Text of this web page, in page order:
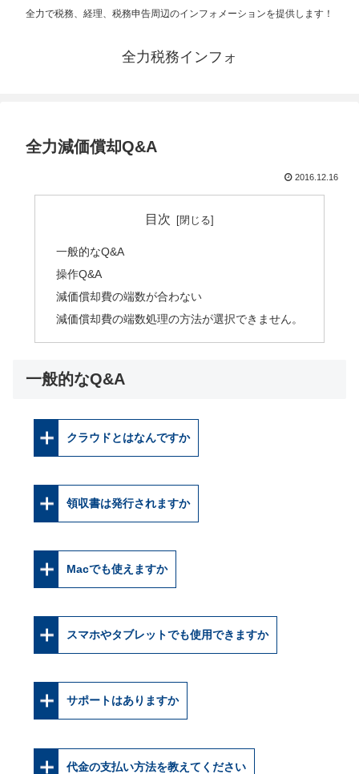
全力で税務、経理、税務申告周辺のインフォメーションを提供します！
全力税務インフォ
全力減価償却Q&A
2016.12.16
目次
一般的なQ&A
操作Q&A
減価償却費の端数が合わない
減価償却費の端数処理の方法が選択できません。
一般的なQ&A
クラウドとはなんですか
領収書は発行されますか
Macでも使えますか
スマホやタブレットでも使用できますか
サポートはありますか
代金の支払い方法を教えてください